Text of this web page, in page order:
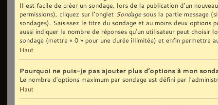
Il est facile de créer un sondage, lors de la publication d’un
permissions), cliquez sur l’onglet Sondagesous la partie message
sondages). Saisissez le titre du sondage et au moins deux options
aussi indiquer le nombre de réponses qu’un utilisateur peut
sondage (mettre « 0 » pour une durée illimitée) et enfin permettre
Haut
Pourquoi ne puis-je pas ajouter plus d’options à mon
Le nombre d’options maximum par sondage est défini par
Haut